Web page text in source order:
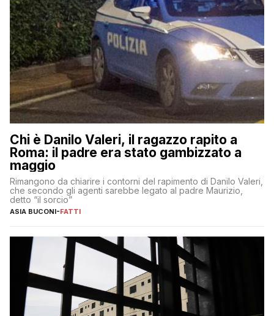
Chi è Danilo Valeri, il ragazzo rapito a
Roma: il padre era stato gambizzato a
maggio
Rimangono da chiarire i contorni del rapimento di Danilo Valeri,
che secondo gli agenti sarebbe legato al padre Maurizio,
detto “il sorcio”
ASIA BUCONI-FATTI